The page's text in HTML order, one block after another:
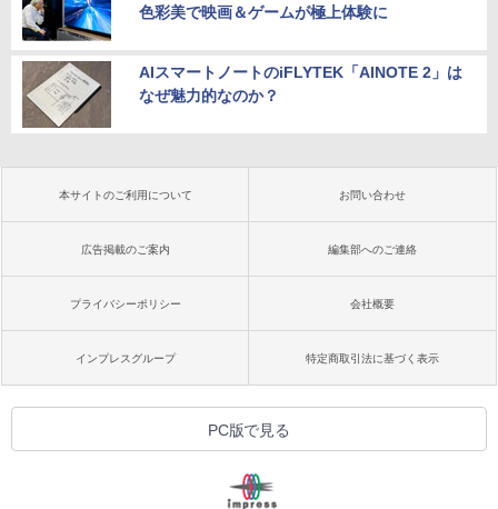
色彩美で映画＆ゲームが極上体験に
AIスマートノートのiFLYTEK「AINOTE 2」は
なぜ魅力的なのか？
本サイトのご利用について お問い合わせ
広告掲載のご案内 編集部へのご連絡
プライバシーポリシー 会社概要
インプレスグループ 特定商取引法に基づく表示
PC版で見る